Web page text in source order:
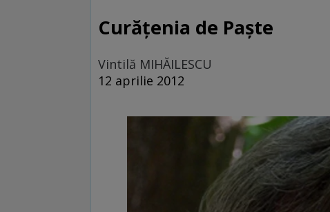
Curăţenia de Paşte
Vintilă MIHĂILESCU
12 aprilie 2012